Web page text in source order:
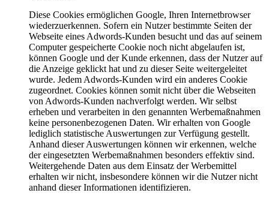
Diese Cookies ermöglichen Google, Ihren Internetbrowser
wiederzuerkennen. Sofern ein Nutzer bestimmte Seiten der
Webseite eines Adwords-Kunden besucht und das auf seinem
Computer gespeicherte Cookie noch nicht abgelaufen ist,
können Google und der Kunde erkennen, dass der Nutzer auf
die Anzeige geklickt hat und zu dieser Seite weitergeleitet
wurde. Jedem Adwords-Kunden wird ein anderes Cookie
zugeordnet. Cookies können somit nicht über die Webseiten
von Adwords-Kunden nachverfolgt werden. Wir selbst
erheben und verarbeiten in den genannten Werbemaßnahmen
keine personenbezogenen Daten. Wir erhalten von Google
lediglich statistische Auswertungen zur Verfügung gestellt.
Anhand dieser Auswertungen können wir erkennen, welche
der eingesetzten Werbemaßnahmen besonders effektiv sind.
Weitergehende Daten aus dem Einsatz der Werbemittel
erhalten wir nicht, insbesondere können wir die Nutzer nicht
anhand dieser Informationen identifizieren.